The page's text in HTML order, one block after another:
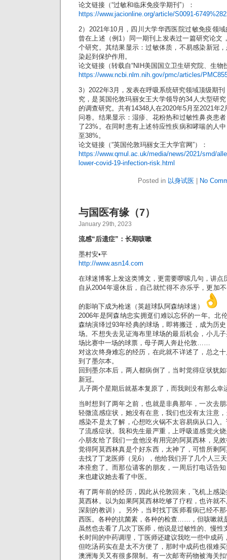
论文链接（“过敏和临床免疫学期刊”）：
https://www.jacionline.org/article/S0091-
2）2021年10月，四川大学华西医院过敏免疫领
曾在上述（例1）同一期刊上发表过一篇研究论文
个研究。其结果显示：过敏体质，不易感染新冠
染起到保护作用。
论文链接（转载自“NIH美国国立卫生研究院、生物
https://www.ncbi.nlm.nih.gov/pmc/articles/
3）2022年3月，发表在呼吸系统研究领域顶级期
究，是英国伦敦玛丽女王大学领导的34人大型研
的调查研究。共有14348人在2020年5月至2021年
问卷。结果显示：湿疹、花粉热和过敏性鼻炎患
了23%。在同时患有上述特应性疾病和哮喘的人
至38%。
论文链接（“英国伦敦玛丽女王大学官网”）：
https://www.qmul.ac.uk/media/news/2021/smd/
lower-covid-19-infection-risk.html
Posted in 以身试医 | No
与国医有缘（7）
January 29th, 2023
流感“后遗症”：长期咳嗽
墨村安•平
http://www.asn14.com
在球迷博客上发这类博文，更需要啰嗦几句，讲点
自从2004年退休后，自己就忙得不亦乐乎，更加
的影响下成为枪迷（英超球队阿森纳球迷）
2006年是阿森纳忠实拥趸们难以忘怀的一年。北
森纳演绎过93年经典的球场，即将搬迁，成为历
场。不想失去见证海布里球场的最后机会，小儿
场比赛中一场的球票，母子两人奔赴伦敦……
对这次终身难忘的经历，在此就不详述了，总之
到了墨尔本。
回到墨尔本后，两人都病倒了，当时觉得症状犹
新冠。
儿子两个星期后就基本复原了，而我则没有那么幸
当时想到了两年之前，也就是非典那年，一次去
轻微流感症状，她没有在意，我们也没有太注意
感染不是太了解，心想吃火锅不太容易病从口入
了流感症状。我和先生最严重，上呼吸道感觉火
小朋友给了我们一盒他没有用完的阿莫西林，见
觉得阿莫西林真是个好东西，太神了，可惜所剩
去找了丁龙医师（见6），他给我们开了几个人三
本痊愈了。而那位请客的朋友，一周后打电话告
来也建议她去看了中医。
有了两年前的经历，因此从伦敦回来，飞机上感
莫西林。以为如果阿莫西林吃够了疗程，也许就
深刻的教训）。另外，当时找丁医师看病已经不
西医。各种的抗菌素，各种的检查……，但咳嗽就
虽然也去看了几次丁医师，他说是过敏性的、慢性
长时间的中药调理，丁医师还建议我吃一些中成药
但吃汤药实在是太不方便了，那时中成药也很难
澳洲海关又有很多限制。有一次邮寄药物被海关